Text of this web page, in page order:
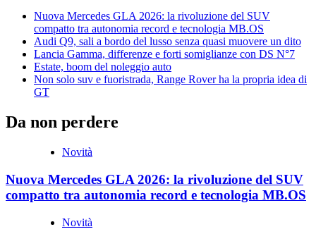
Nuova Mercedes GLA 2026: la rivoluzione del SUV
compatto tra autonomia record e tecnologia MB.OS
Audi Q9, sali a bordo del lusso senza quasi muovere un dito
Lancia Gamma, differenze e forti somiglianze con DS N°7
Estate, boom del noleggio auto
Non solo suv e fuoristrada, Range Rover ha la propria idea di
GT
Da non perdere
Novità
Nuova Mercedes GLA 2026: la rivoluzione del SUV
compatto tra autonomia record e tecnologia MB.OS
Novità